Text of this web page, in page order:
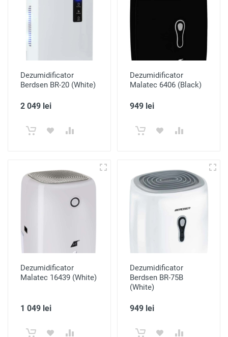
Dezumidificator
Berdsen BR-20 (White)
2 049 lei
Dezumidificator
Malatec 6406 (Black)
949 lei
Dezumidificator
Malatec 16439 (White)
1 049 lei
Dezumidificator
Berdsen BR-75B
(White)
949 lei